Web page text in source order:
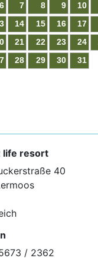
6 7 8 9 10
14 15 16 17
21 22 23 24
28 29 30 31
life resort
40
/ 2362